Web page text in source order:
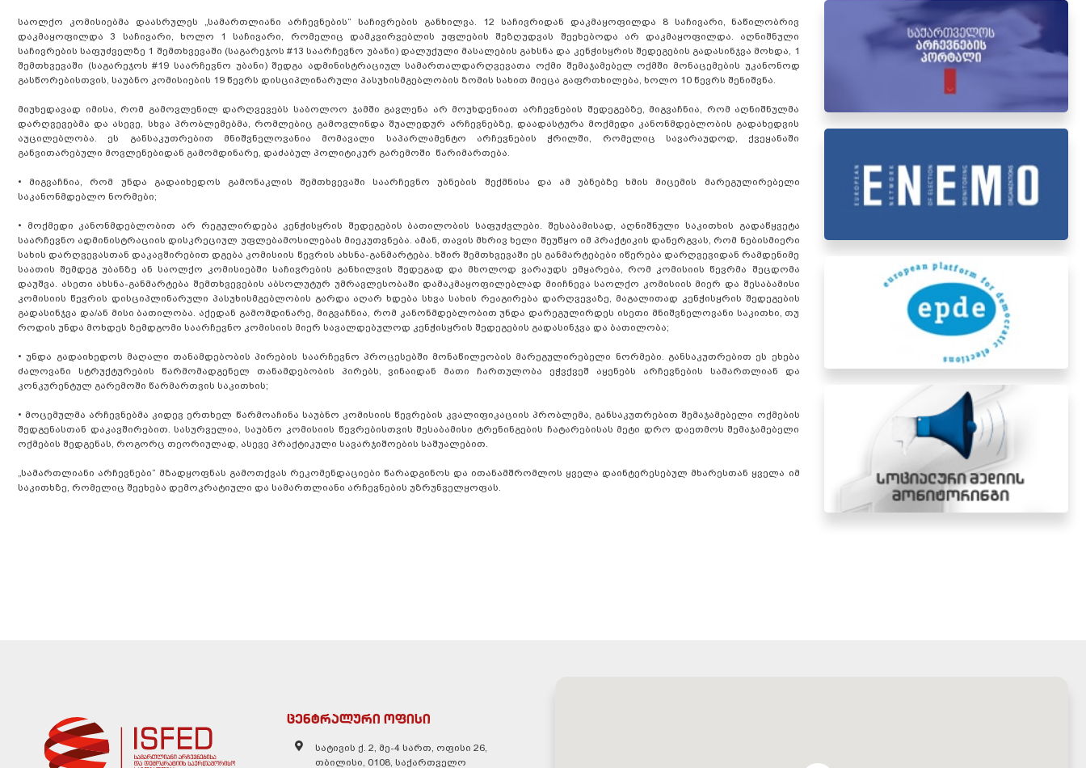
საოლქო კომისიებმა დაასრულეს „სამართლიანი არჩევნების“ საჩივრების განხილვა. 12 საჩივრიდან დაკმაყოფილდა 8 საჩივარი, ნაწილობრივ
დაკმაყოფილდა 3 საჩივარი, ხოლო 1 საჩივარი, რომელიც დამკვირვებლის უფლების შეზღუდვას შეეხებოდა არ დაკმაყოფილდა. აღნიშნული
საჩივრების საფუძველზე 1 შემთხვევაში (საგარეჯოს #13 საარჩევნო უბანი) დალუქული მასალების გახსნა და კენჭისყრის შედეგების გადასინჯვა მოხდა, 1
შემთხვევაში (საგარეჯოს #19 საარჩევნო უბანი) შედგა ადმინისტრაციულ სამართალდარღვევათა ოქმი შემაჯამებელ ოქმში მონაცემების უკანონოდ
გასწორებისთვის, საუბნო კომისიების 19 წევრს დისციპლინარული პასუხისმგებლობის ზომის სახით მიეცა გაფრთხილება, ხოლო 10 წევრს შენიშვნა.
მიუხედავად იმისა, რომ გამოვლენილ დარღვევებს საბოლოო ჯამში გავლენა არ მოუხდენიათ არჩევნების შედეგებზე, მიგვაჩნია, რომ აღნიშნულმა
დარღვევებმა და ასევე, სხვა პრობლემებმა, რომლებიც გამოვლინდა შუალედურ არჩევნებზე, დაადასტურა მოქმედი კანონმდებლობის გადახედვის
აუცილებლობა. ეს განსაკუთრებით მნიშვნელოვანია მომავალი საპარლამენტო არჩევნების ჭრილში, რომელიც სავარაუდოდ, ქვეყანაში
განვითარებული მოვლენებიდან გამომდინარე, დაძაბულ პოლიტიკურ გარემოში წარიმართება.
•
მიგვაჩნია, რომ უნდა გადაიხედოს გამონაკლის შემთხვევაში საარჩევნო უბნების შექმნისა და ამ უბნებზე ხმის მიცემის მარეგულირებელი
საკანონმდებლო ნორმები;
•
მოქმედი კანონმდებლობით არ რეგულირდება კენჭისყრის შედეგების ბათილობის საფუძვლები. შესაბამისად, აღნიშნული საკითხის გადაწყვეტა
საარჩევნო ადმინისტრაციის დისკრეციულ უფლებამოსილებას მიეკუთვნება. ამან, თავის მხრივ ხელი შეუწყო იმ პრაქტიკის დანერგვას, რომ ნებისმიერი
სახის დარღვევასთან დაკავშირებით დგება კომისიის წევრის ახსნა-განმარტება. ხშირ შემთხვევაში ეს განმარტებები იწერება დარღვევიდან რამდენიმე
საათის შემდეგ უბანზე ან საოლქო კომისიებში საჩივრების განხილვის შედეგად და მხოლოდ ვარაუდს ემყარება, რომ კომისიის წევრმა შეცდომა
დაუშვა. ასეთი ახსნა-განმარტება შემთხვევების აბსოლუტურ უმრავლესობაში დამაკმაყოფილებლად მიიჩნევა საოლქო კომისიის მიერ და შესაბამისი
კომისიის წევრის დისციპლინარული პასუხისმგებლობის გარდა აღარ ხდება სხვა სახის რეაგირება დარღვევაზე, მაგალითად კენჭისყრის შედეგების
გადასინჯვა და/ან მისი ბათილობა. აქედან გამომდინარე, მიგვაჩნია, რომ კანონმდებლობით უნდა დარეგულირდეს ისეთი მნიშვნელოვანი საკითხი, თუ
როდის უნდა მოხდეს ზემდგომი საარჩევნო კომისიის მიერ სავალდებულოდ კენჭისყრის შედეგების გადასინჯვა და ბათილობა;
• უნდა გადაიხედოს მაღალი თანამდებობის პირების საარჩევნო პროცესებში მონაწილეობის მარეგულირებელი ნორმები. განსაკუთრებით ეს ეხება
ძალოვანი სტრუქტურების წარმომადგენელ თანამდებობის პირებს, ვინაიდან მათი ჩართულობა ეჭვქვეშ აყენებს არჩევნების სამართლიან და
კონკურენტულ გარემოში წარმართვის საკითხის;
• მოცემულმა არჩევნებმა კიდევ ერთხელ წარმოაჩინა საუბნო კომისიის წევრების კვალიფიკაციის პრობლემა, განსაკუთრებით შემაჯამებელი ოქმების
შედგენასთან დაკავშირებით. სასურველია, საუბნო კომისიის წევრებისთვის შესაბამისი ტრენინგების ჩატარებისას მეტი დრო დაეთმოს შემაჯამებელი
ოქმების შედგენას, როგორც თეორიულად, ასევე პრაქტიკული სავარჯიშოების საშუალებით.
„სამართლიანი არჩევნები“ მზადყოფნას გამოთქვას რეკომენდაციები წარადგინოს და ითანამშრომლოს ყველა დაინტერესებულ მხარესთან ყველა იმ
საკითხზე, რომელიც შეეხება დემოკრატიული და სამართლიანი არჩევნების უზრუნველყოფას.
ცენტრალური ოფისი
სატივის ქ. 2, მე-4 სართ, ოფისი 26,
თბილისი, 0108, საქართველო